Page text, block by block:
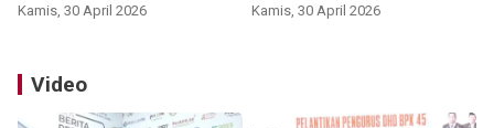
Kamis, 30 April 2026 Kamis, 30 April 2026
Video